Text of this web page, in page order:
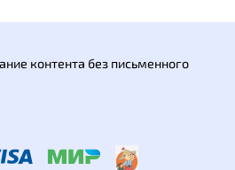
контента без письменного